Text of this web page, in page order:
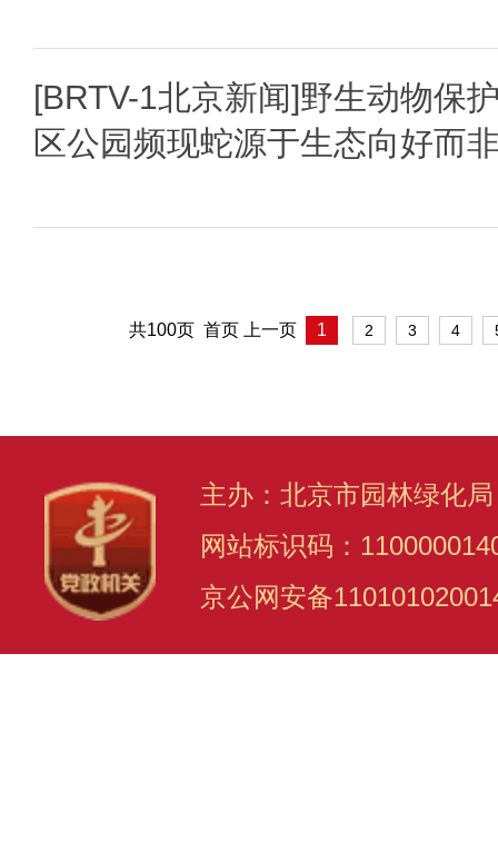
[BRTV-1北京新闻]野生动物保
区公园频现蛇源于生态向好而
共100页 首页 上一页 1 2 3 4
主办：北京市园林绿化
网站标识码：
京公网安备